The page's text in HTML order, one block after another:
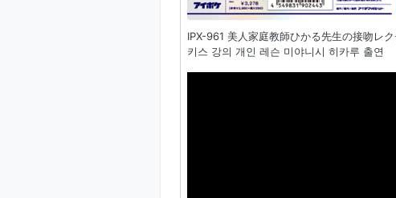
IPX-961 美人家庭教師ひかる先生の接吻レ
키스 강의 개인 레슨 미야니시 히카루 출연